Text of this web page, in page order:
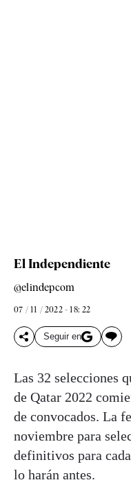
El Independiente
@elindepcom
07 / 11 / 2022 - 18: 22
Seguir en
Las 32 selecciones
de Qatar 2022
de convocados. La
noviembre para
definitivos para
lo harán antes.